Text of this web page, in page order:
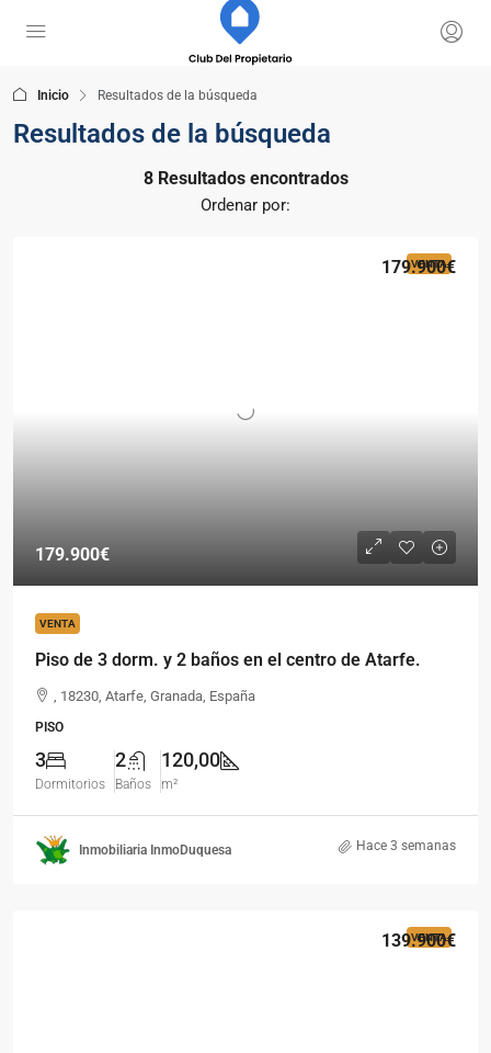
Inicio Resultados de la búsqueda
Resultados de la búsqueda
8 Resultados encontrados
Ordenar por:
VENTA
179.900€
VENTA
Piso de 3 dorm. y 2 baños en el centro de Atarfe.
179.900€
, 18230, Atarfe, Granada, España
PISO
3
Dormitorios
2
Baños
120,00
m²
Inmobiliaria InmoDuquesa Hace 3 semanas
VENTA
139.900€